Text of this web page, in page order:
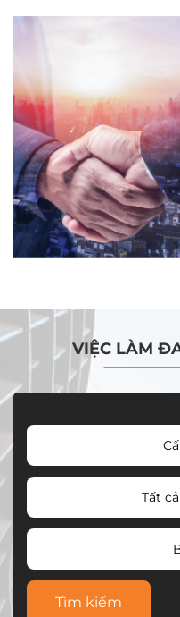
VIỆC LÀM
Tất
Tìm kiếm